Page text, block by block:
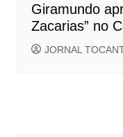
Giramundo
Zacarias” no
JORNAL